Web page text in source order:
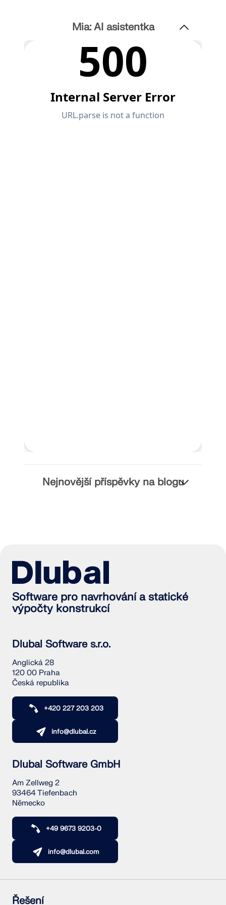
Mia: AI asistentka
Nejnovější příspěvky na blogu
Software pro navrhování a statické
výpočty konstrukcí
Dlubal Software s.r.o.
Anglická 28
120 00 Praha
Česká republika
+420 227 203 203
info@dlubal.cz
Dlubal Software GmbH
Am Zellweg 2
93464 Tiefenbach
Německo
+49 9673 9203-0
info@dlubal.com
Řešení